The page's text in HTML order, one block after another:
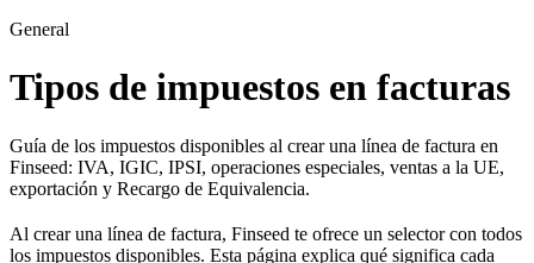
General
Tipos de impuestos en facturas
Guía de los impuestos disponibles al crear una línea de factura en
Finseed: IVA, IGIC, IPSI, operaciones especiales, ventas a la UE,
exportación y Recargo de Equivalencia.
Al crear una línea de factura, Finseed te ofrece un selector con todos
los impuestos disponibles. Esta página explica qué significa cada